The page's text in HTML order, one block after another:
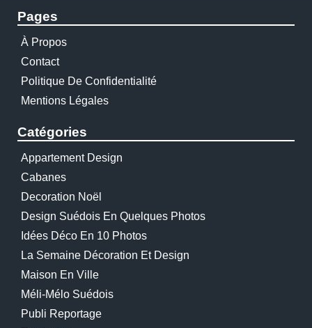
Pages
À Propos
Contact
Politique De Confidentialité
Mentions Légales
Catégories
Appartement Design
Cabanes
Decoration Noël
Design Suédois En Quelques Photos
Idées Déco En 10 Photos
La Semaine Décoration Et Design
Maison En Ville
Méli-Mélo Suédois
Publi Reportage